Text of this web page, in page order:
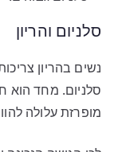
סלניום והריון
נשים בהריון
סלניום. מחד הוא
מופרזת עלולה